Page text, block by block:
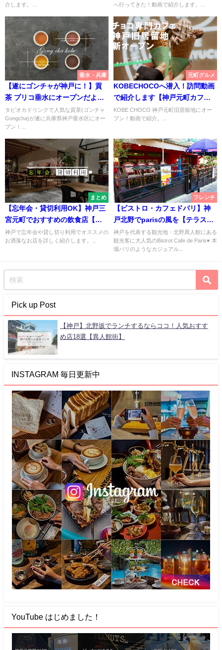
介します。...
へ行ってきた！動画で紹介します。...
垂水・兵庫
【遂にゴンチャが神戸に！】貢
茶 プリコ垂水にオープンだよ！
【更に明石駅にも】
タピオカドリンクで人気な貢茶(ゴンチャ
Gongcha)が遂に兵庫県神戸垂水区にオー
プン！...
元町グルメ
KOBECHOCOへ潜入！訪問動画
で紹介します【神戸元町カフ
ェ】
KOBE CHOCO 神戸元町旧居留地にオー
プン！動画で紹介。...
まとめ
【忘年会・貸切利用OK】神戸三
宮元町でおすすめの飲食店【大
人数◎】
神戸で忘年会や貸し切り利用でオススメの
お洒落なお店を詳しく紹介します。...
フレンチ
【ビストロ・カフェドパリ】神
戸北野でparisの風を【テラスで
フレンチランチ】
神戸を代表する観光地・北野異人館にある
観光客に大人気のBistrot Cafe de Paris♥ 本
場パリのようなカジュアル...
Pick up Post
【神戸】北野坂でランチするならココ！人気おすす
め店18選【異人館街】
INSTAGRAM 毎日更新中
YouTube はじめました！